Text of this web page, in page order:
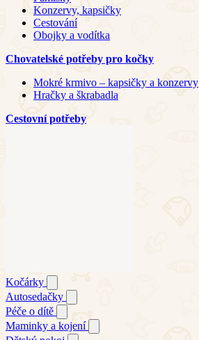
Konzervy, kapsičky
Cestování
Obojky a vodítka
Chovatelské potřeby pro kočky
Mokré krmivo – kapsičky a konzervy
Hračky a škrabadla
Cestovní potřeby
Kočárky
Autosedačky
Péče o dítě
Maminky a kojení